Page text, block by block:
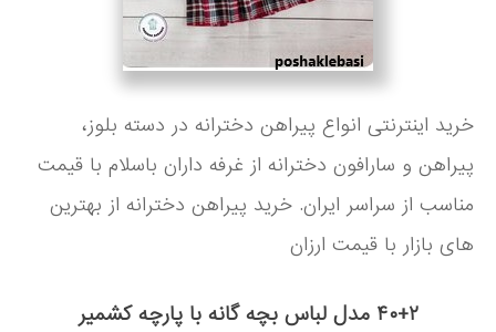
خرید اینترنتی انواع پیراهن دخترانه در دسته بلوز،
پیراهن و سارافون دخترانه از غرفه داران باسلام با قیمت
مناسب از سراسر ایران. خرید پیراهن دخترانه از بهترین
های بازار با قیمت ارزان
۴۰+۲ مدل لباس بچه گانه با پارچه کشمیر